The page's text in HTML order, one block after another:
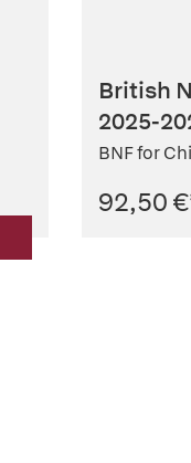
British
2025-
BNF for
92,50 €